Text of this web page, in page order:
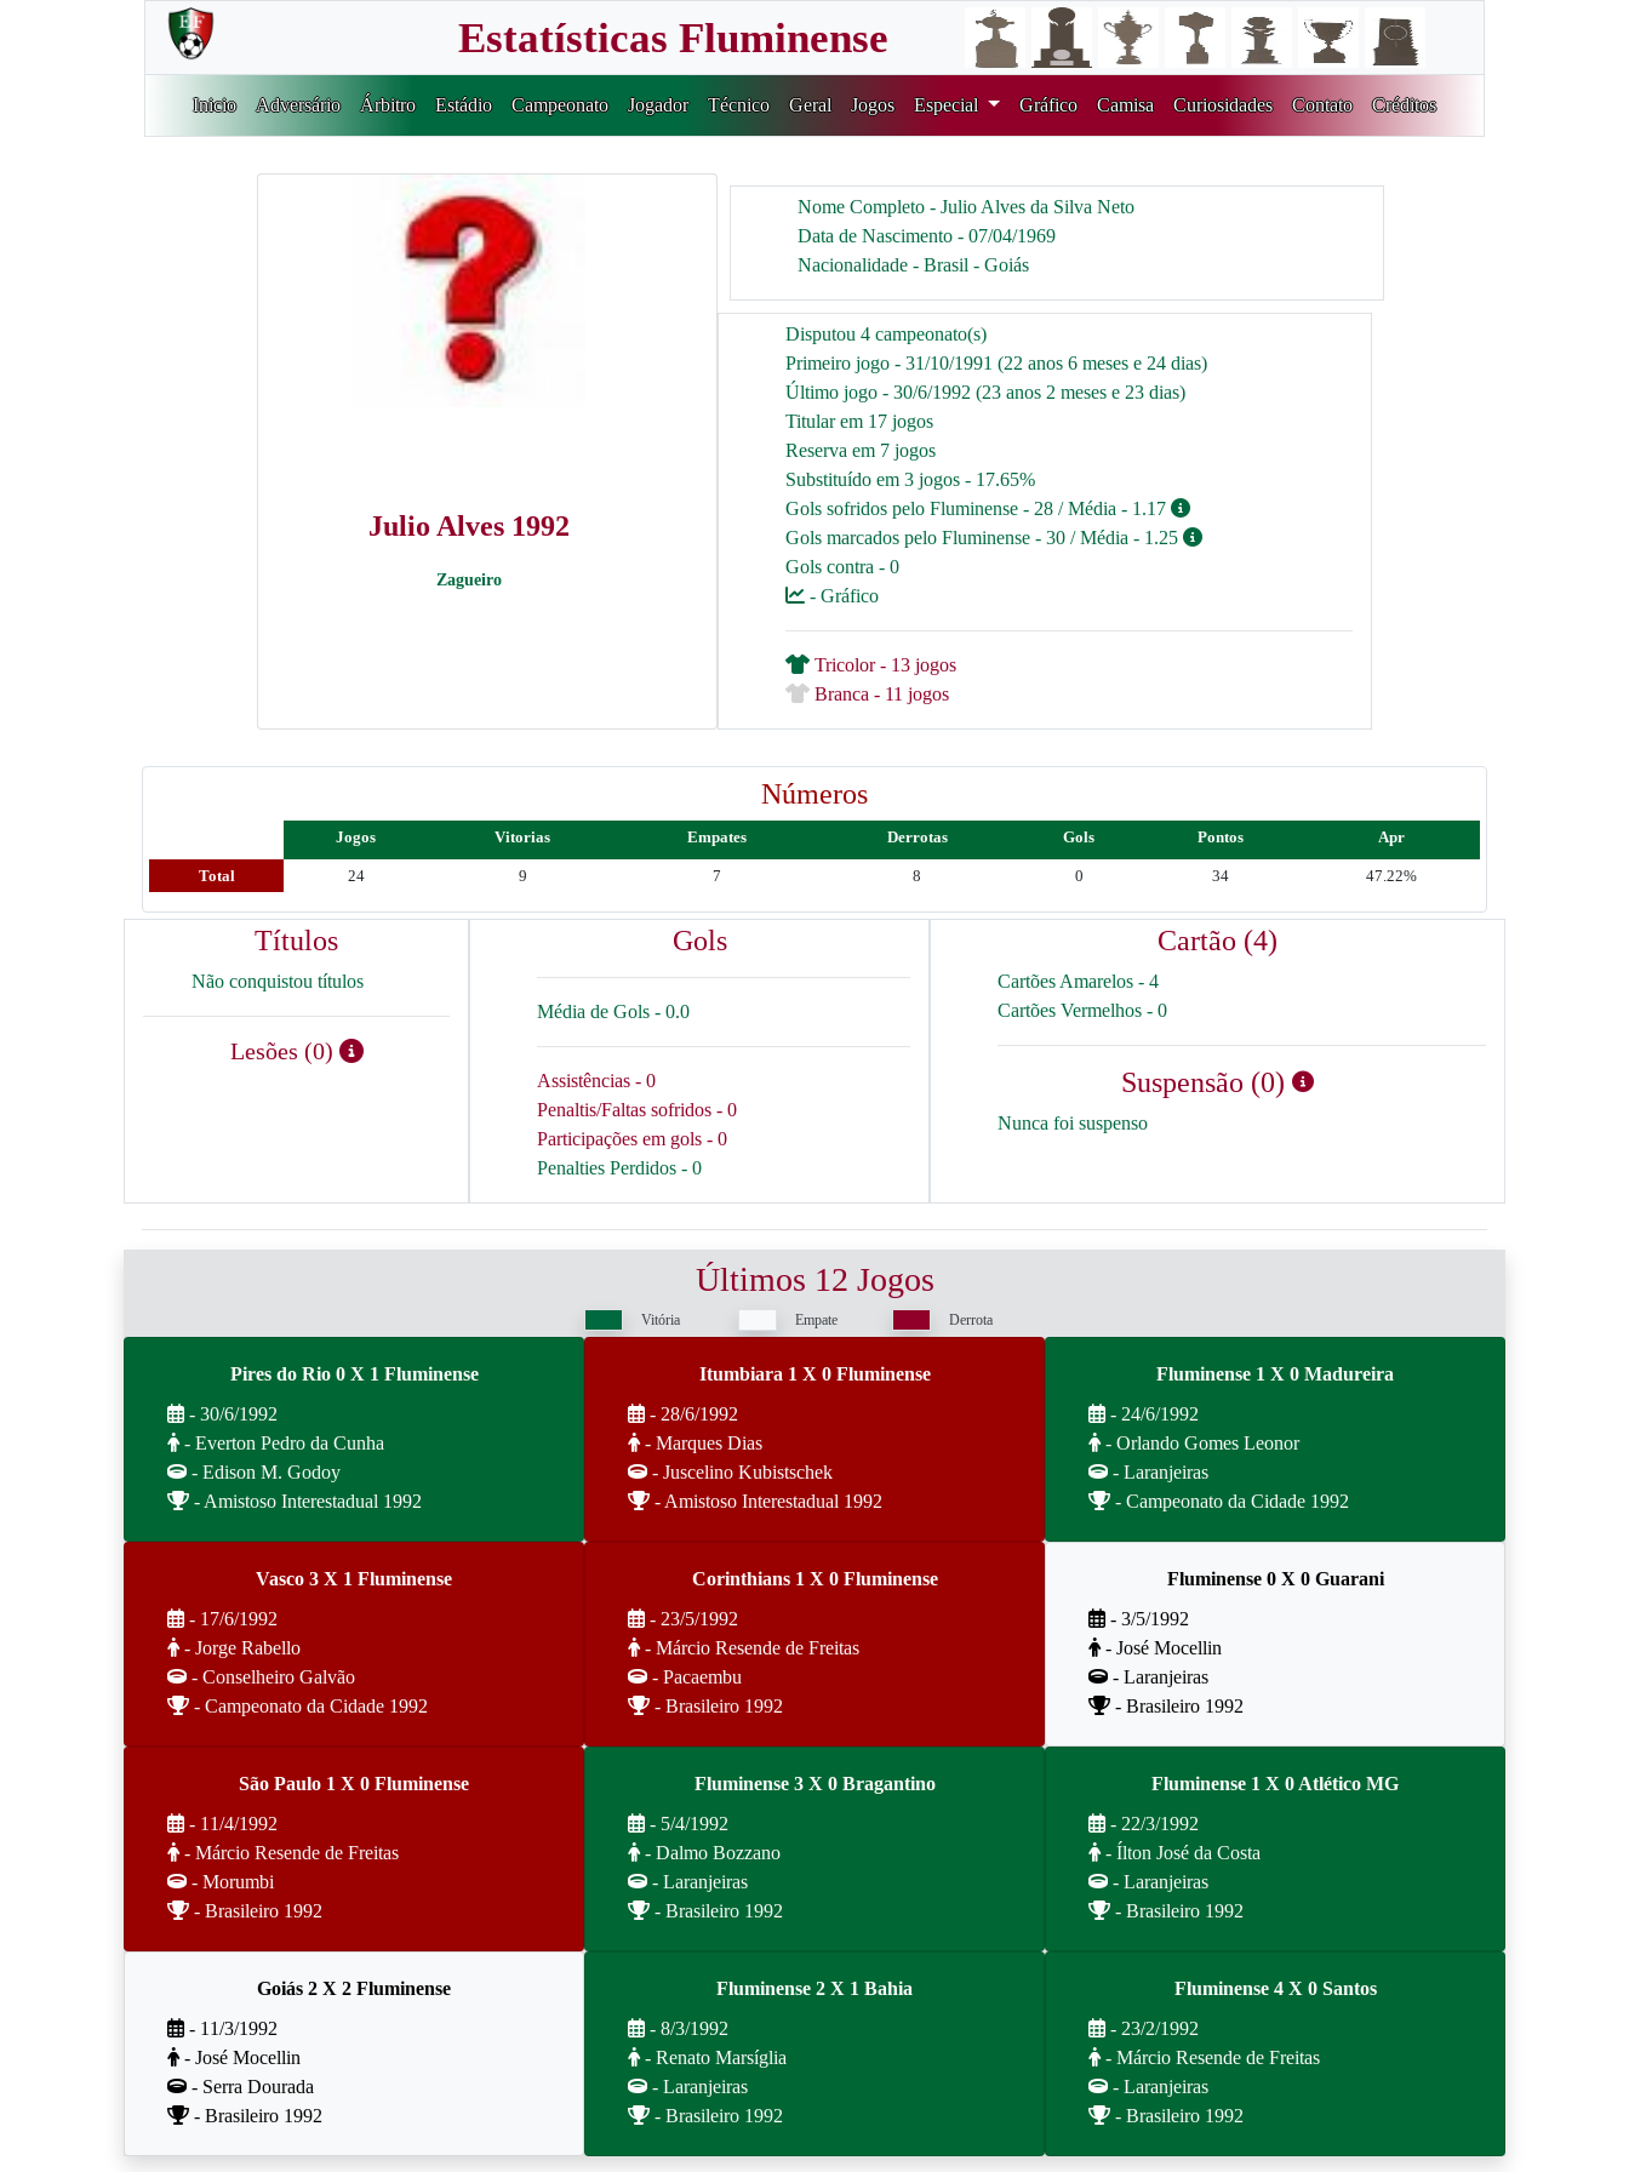
Estatísticas Fluminense
Inicio Adversário Árbitro Estádio Campeonato Jogador Técnico Geral Jogos Especial Gráfico Camisa Curiosidades Contato Créditos
Julio Alves 1992
Zagueiro
Nome Completo - Julio Alves da Silva Neto
Data de Nascimento - 07/04/1969
Nacionalidade - Brasil - Goiás
Disputou 4 campeonato(s)
Primeiro jogo - 31/10/1991 (22 anos 6 meses e 24 dias)
Último jogo - 30/6/1992 (23 anos 2 meses e 23 dias)
Titular em 17 jogos
Reserva em 7 jogos
Substituído em 3 jogos - 17.65%
Gols sofridos pelo Fluminense - 28 / Média - 1.17
Gols marcados pelo Fluminense - 30 / Média - 1.25
Gols contra - 0
- Gráfico
Tricolor - 13 jogos
Branca - 11 jogos
Números
Jogos Vitorias Empates Derrotas Gols Pontos Apr
Total 24 9 7 8 0 34 47.22%
Títulos
Não conquistou títulos
Lesões (0)
Gols
Média de Gols - 0.0
Assistências - 0
Penaltis/Faltas sofridos - 0
Participações em gols - 0
Penalties Perdidos - 0
Cartão (4)
Cartões Amarelos - 4
Cartões Vermelhos - 0
Suspensão (0)
Nunca foi suspenso
Últimos 12 Jogos
Vitória Empate Derrota
Pires do Rio 0 X 1 Fluminense
- 30/6/1992
- Everton Pedro da Cunha
- Edison M. Godoy
- Amistoso Interestadual 1992
Itumbiara 1 X 0 Fluminense
- 28/6/1992
- Marques Dias
- Juscelino Kubistschek
- Amistoso Interestadual 1992
Fluminense 1 X 0 Madureira
- 24/6/1992
- Orlando Gomes Leonor
- Laranjeiras
- Campeonato da Cidade 1992
Vasco 3 X 1 Fluminense
- 17/6/1992
- Jorge Rabello
- Conselheiro Galvão
- Campeonato da Cidade 1992
Corinthians 1 X 0 Fluminense
- 23/5/1992
- Márcio Resende de Freitas
- Pacaembu
- Brasileiro 1992
Fluminense 0 X 0 Guarani
- 3/5/1992
- José Mocellin
- Laranjeiras
- Brasileiro 1992
São Paulo 1 X 0 Fluminense
- 11/4/1992
- Márcio Resende de Freitas
- Morumbi
- Brasileiro 1992
Fluminense 3 X 0 Bragantino
- 5/4/1992
- Dalmo Bozzano
- Laranjeiras
- Brasileiro 1992
Fluminense 1 X 0 Atlético MG
- 22/3/1992
- Ílton José da Costa
- Laranjeiras
- Brasileiro 1992
Goiás 2 X 2 Fluminense
- 11/3/1992
- José Mocellin
- Serra Dourada
- Brasileiro 1992
Fluminense 2 X 1 Bahia
- 8/3/1992
- Renato Marsíglia
- Laranjeiras
- Brasileiro 1992
Fluminense 4 X 0 Santos
- 23/2/1992
- Márcio Resende de Freitas
- Laranjeiras
- Brasileiro 1992